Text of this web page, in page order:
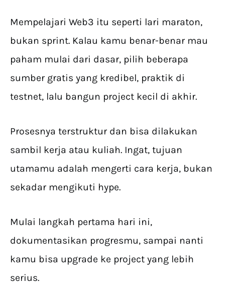
Mempelajari Web3 itu seperti lari maraton,
bukan sprint. Kalau kamu benar-benar mau
paham mulai dari dasar, pilih beberapa
sumber gratis yang kredibel, praktik di
testnet, lalu bangun project kecil di akhir.
Prosesnya terstruktur dan bisa dilakukan
sambil kerja atau kuliah. Ingat, tujuan
utamamu adalah mengerti cara kerja, bukan
sekadar mengikuti hype.
Mulai langkah pertama hari ini,
dokumentasikan progresmu, sampai nanti
kamu bisa upgrade ke project yang lebih
serius.